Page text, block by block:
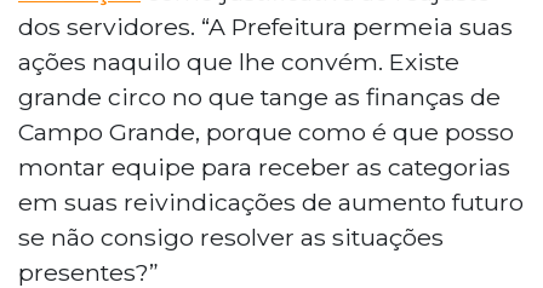
dos servidores. “A Prefeitura permeia suas
ações naquilo que lhe convém. Existe
grande circo no que tange as finanças de
Campo Grande, porque como é que posso
montar equipe para receber as categorias
em suas reivindicações de aumento futuro
se não consigo resolver as situações
presentes?”